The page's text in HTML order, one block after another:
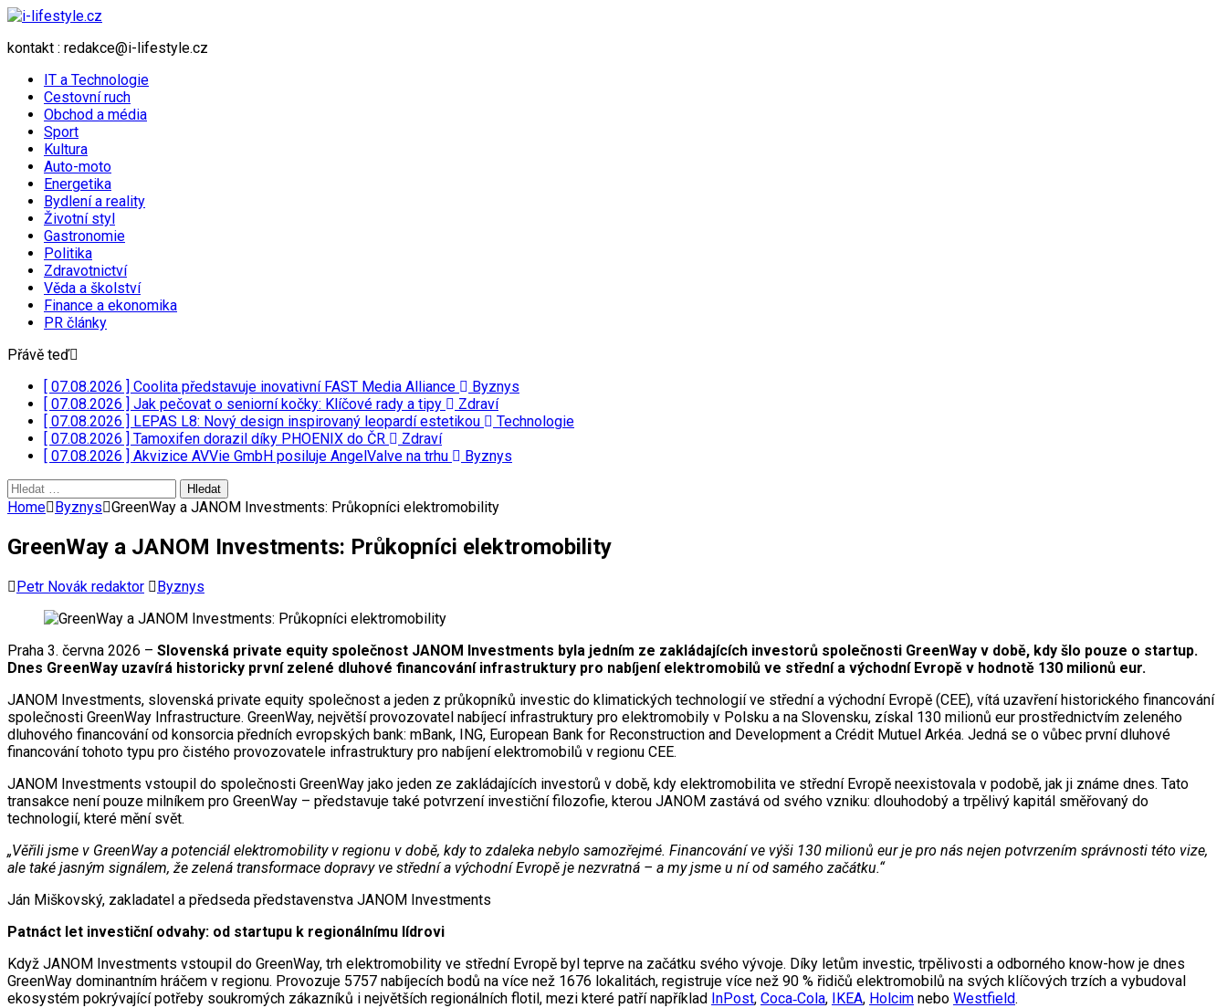
kontakt : redakce@i-lifestyle.cz
IT a Technologie
Cestovní ruch
Obchod a média
Sport
Kultura
Auto-moto
Energetika
Bydlení a reality
Životní styl
Gastronomie
Politika
Zdravotnictví
Věda a školství
Finance a ekonomika
PR články
Přávě teď
[ 07.08.2026 ] Coolita představuje inovativní FAST Media Alliance
Byznys
[ 07.08.2026 ] Jak pečovat o seniorní kočky: Klíčové rady a tipy
Zdraví
[ 07.08.2026 ] LEPAS L8: Nový design inspirovaný leopardí estetikou
Technologie
[ 07.08.2026 ] Tamoxifen dorazil díky PHOENIX do ČR
Zdraví
[ 07.08.2026 ] Akvizice AVVie GmbH posiluje AngelValve na trhu
Byznys
Vyhledávání
Home Byznys GreenWay a JANOM Investments: Průkopníci elektromobility
GreenWay a JANOM Investments: Průkopníci elektromobility
Petr Novák redaktor Byznys
Praha 3. června 2026 – Slovenská private equity společnost JANOM Investments byla jedním ze zakládajících investorů společnosti GreenWay v době, kdy šlo pouze o startup.
Dnes GreenWay uzavírá historicky první zelené dluhové financování infrastruktury pro nabíjení elektromobilů ve střední a východní Evropě v hodnotě 130 milionů eur.
JANOM Investments, slovenská private equity společnost a jeden z průkopníků investic do klimatických technologií ve střední a východní Evropě (CEE), vítá uzavření historického financování
společnosti GreenWay Infrastructure. GreenWay, největší provozovatel nabíjecí infrastruktury pro elektromobily v Polsku a na Slovensku, získal 130 milionů eur prostřednictvím zeleného
dluhového financování od konsorcia předních evropských bank: mBank, ING, European Bank for Reconstruction and Development a Crédit Mutuel Arkéa. Jedná se o vůbec první dluhové
financování tohoto typu pro čistého provozovatele infrastruktury pro nabíjení elektromobilů v regionu CEE.
JANOM Investments vstoupil do společnosti GreenWay jako jeden ze zakládajících investorů v době, kdy elektromobilita ve střední Evropě neexistovala v podobě, jak ji známe dnes. Tato
transakce není pouze milníkem pro GreenWay – představuje také potvrzení investiční filozofie, kterou JANOM zastává od svého vzniku: dlouhodobý a trpělivý kapitál směřovaný do
technologií, které mění svět.
„Věřili jsme v GreenWay a potenciál elektromobility v regionu v době, kdy to zdaleka nebylo samozřejmé. Financování ve výši 130 milionů eur je pro nás nejen potvrzením správnosti této vize,
ale také jasným signálem, že zelená transformace dopravy ve střední a východní Evropě je nezvratná – a my jsme u ní od samého začátku.“
Ján Miškovský, zakladatel a předseda představenstva JANOM Investments
Patnáct let investiční odvahy: od startupu k regionálnímu lídrovi
Když JANOM Investments vstoupil do GreenWay, trh elektromobility ve střední Evropě byl teprve na začátku svého vývoje. Díky letům investic, trpělivosti a odborného know-how je dnes
GreenWay dominantním hráčem v regionu. Provozuje 5757 nabíjecích bodů na více než 1676 lokalitách, registruje více než 90 % řidičů elektromobilů na svých klíčových trzích a vybudoval
ekosystém pokrývající potřeby soukromých zákazníků i největších regionálních flotil, mezi které patří například InPost, Coca‑Cola, IKEA, Holcim nebo Westfield.